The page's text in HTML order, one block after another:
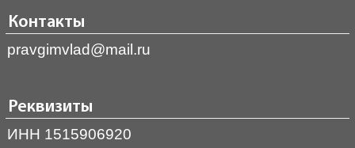
Контакты
pravgimvlad@mail.ru
Реквизиты
ИНН 1515906920